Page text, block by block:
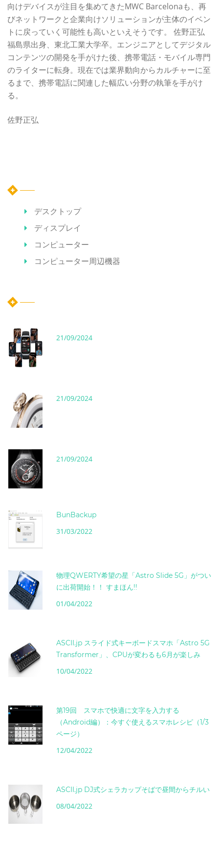
向けデバイスが注目を集めてきたMWC Barcelonaも、再
びネットワークと企業向けソリューションが主体のイベン
トに戻っていく可能性も高いといえそうです。 佐野正弘
福島県出身、東北工業大学卒。エンジニアとしてデジタル
コンテンツの開発を手がけた後、携帯電話・モバイル専門
のライターに転身。現在では業界動向からカルチャーに至
るまで、携帯電話に関連した幅広い分野の執筆を手がけ
る。
佐野正弘
デスクトップ
ディスプレイ
コンピューター
コンピューター周辺機器
21/09/2024
21/09/2024
21/09/2024
BunBackup
31/03/2022
物理QWERTY希望の星「Astro Slide 5G」がつい
に出荷開始！！ すまほん!!
01/04/2022
ASCII.jp スライド式キーボードスマホ「Astro 5G
Transformer」、CPUが変わるも6月が楽しみ
10/04/2022
第19回 スマホで快適に文字を入力する
（Android編）：今すぐ使えるスマホレシピ（1/3
ページ）
12/04/2022
ASCII.jp DJ式シェラカップそばで昼間からチルい
08/04/2022